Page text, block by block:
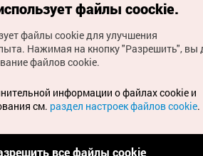
туризма Кореи Все
и проблемах, связанных с
ваши запросы на
электронной почты
файлы coockie.
файлы cookie для улучшения
Нажимая на кнопку "Разрешить", вы
файлов cookie.
информации о файлах cookie и
см. раздел настроек файлов cookie.
все файлы cookie